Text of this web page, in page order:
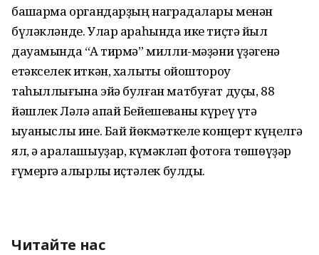
башҡарма органдарҙың наградалары менән
бүләкләнде. Улар араһында ике тиҫтә йыл
дауамында “Аҡ тирмә” милли-мәҙәни үҙәгенә
етәкселек иткән, халыҡты ойоштороу
таһыллығына эйә булған матбуғат дуҫы, 88
йәшлек Ләлә апай Бейешеваны күреү үтә
ҡыуаныслы ине. Бай йөкмәткеле концерт күңелгә
ял, ә аралашыуҙар, күмәкләп фотоға төшөүҙәр
ғүмергә ҡалырлыҡ иҫтәлек булды.
Читайте нас